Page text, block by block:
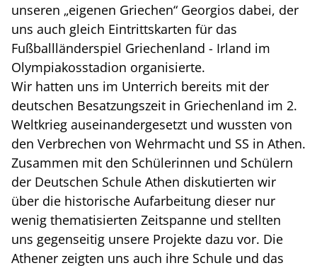
unseren „eigenen Griechen“ Georgios dabei, der
uns auch gleich Eintrittskarten für das
Fußballländerspiel Griechenland - Irland im
Olympiakosstadion organisierte.
Wir hatten uns im Unterrich bereits mit der
deutschen Besatzungszeit in Griechenland im 2.
Weltkrieg auseinandergesetzt und wussten von
den Verbrechen von Wehrmacht und SS in Athen.
Zusammen mit den Schülerinnen und Schülern
der Deutschen Schule Athen diskutierten wir
über die historische Aufarbeitung dieser nur
wenig thematisierten Zeitspanne und stellten
uns gegenseitig unsere Projekte dazu vor. Die
Athener zeigten uns auch ihre Schule und das